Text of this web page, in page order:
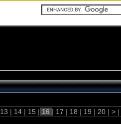
13 | 14 | 15 | 16 | 17 | 18 | 19 | 20 | > |